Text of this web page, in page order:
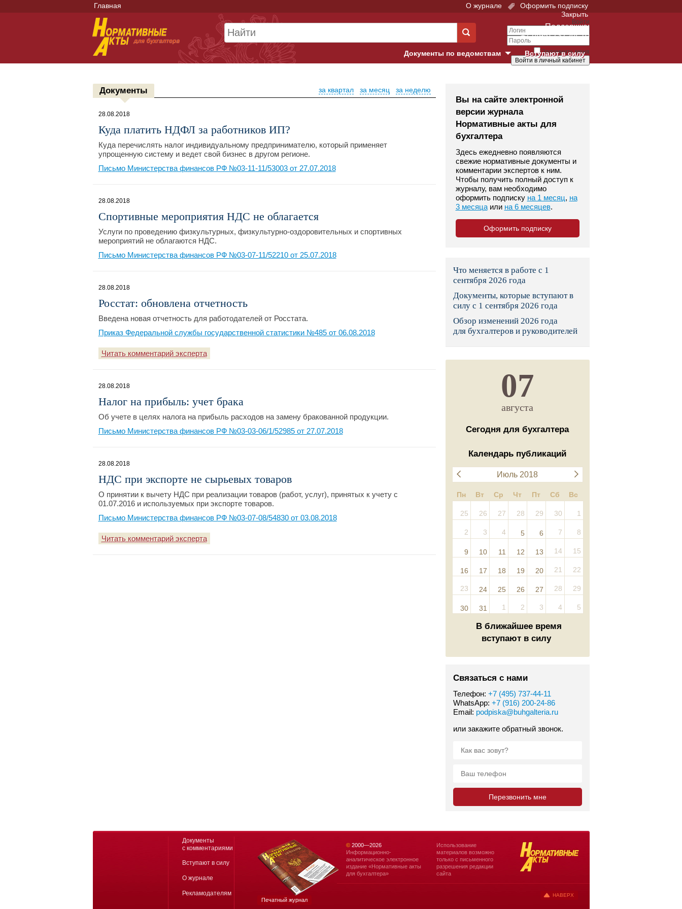
Главная О журнале
Оформить подписку
Закрыть
Войти
Запомнить меня
Поддержка:
+7 (495) 737-44-10
Вступают в силу
Документы по ведомствам
Банк России
Верховный Суд
Гострудинспекция в г. Москве
Конституционный Суд
Пенсионный фонд
Правительство
Социальный фонд России
Суд общей юрисдикции
Документы за неделю
за месяц
за квартал
28.08.2018
Куда платить НДФЛ за работников ИП?
Куда перечислять налог индивидуальному предпринимателю, который применяет
упрощенную систему и ведет свой бизнес в другом регионе.
Письмо Министерства финансов РФ №03-11-11/53003 от 27.07.2018
28.08.2018
Спортивные мероприятия НДС не облагается
Услуги по проведению физкультурных, физкультурно-оздоровительных и спортивных
мероприятий не облагаются НДС.
Письмо Министерства финансов РФ №03-07-11/52210 от 25.07.2018
28.08.2018
Росстат: обновлена отчетность
Введена новая отчетность для работодателей от Росстата.
Приказ Федеральной службы государственной статистики №485 от 06.08.2018
Читать комментарий эксперта
28.08.2018
Налог на прибыль: учет брака
Об учете в целях налога на прибыль расходов на замену бракованной продукции.
Письмо Министерства финансов РФ №03-03-06/1/52985 от 27.07.2018
28.08.2018
НДС при экспорте не сырьевых товаров
О принятии к вычету НДС при реализации товаров (работ, услуг), принятых к учету с
01.07.2016 и используемых при экспорте товаров.
Письмо Министерства финансов РФ №03-07-08/54830 от 03.08.2018
Читать комментарий эксперта
Вы на сайте электронной
версии журнала
Нормативные акты для
бухгалтера
Здесь ежедневно появляются
свежие нормативные документы и
комментарии экспертов к ним.
Чтобы получить полный доступ к
журналу, вам необходимо
оформить подписку на 1 месяц, на
3 месяцаили на 6 месяцев.
Оформить подписку
Что меняется в работе с 1
сентября 2026 года
Документы, которые вступают в
силу с 1 сентября 2026 года
Обзор изменений 2026 года
для бухгалтеров и руководителей
07
августа
Сегодня для бухгалтера
Календарь публикаций
Июль 2018
Пн Вт Ср Чт Пт Сб Вс
25 26 27 28 29 30 1
2 3 4 5 6 7 8
9 10 11 12 13 14 15
16 17 18 19 20 21 22
23 24 25 26 27 28 29
30 31 1 2 3 4 5
В ближайшее время
вступают в силу
Связаться с нами
Телефон: +7 (495) 737-44-11
WhatsApp: +7 (916) 200-24-86
Email: podpiska@buhgalteria.ru
или закажите обратный звонок.
Документы
с комментариями
Вступают в силу
О журнале
Рекламодателям
Печатный журнал
©2000—2026
Информационно-
аналитическое электронное
издание «Нормативные акты
для бухгалтера»
Использование
материалов возможно
только с письменного
разрешения редакции
сайта
НАВЕРХ